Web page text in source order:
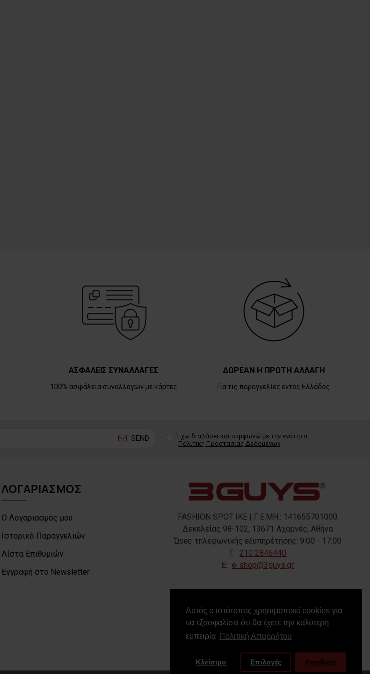
Αυτός ο ιστότοπος χρησιμοποιεί cookies για
να εξασφαλίσει ότι θα έχετε την καλύτερη
εμπειρία Πολιτική Απορρήτου
Κλείσιμο Επιλογές Αποδοχή
ΑΣΦΑΛΕΙΣ ΣΥΝΑΛΛΑΓΕΣ
100% ασφάλεια συναλλαγών με κάρτες
ΔΩΡΕΑΝ Η ΠΡΩΤΗ ΑΛΛΑΓΗ
Για τις παραγγελίες εντός Ελλάδος
SEND
Έχω διαβάσει και συμφωνώ με την ενότητα:
Πολιτική Προστασίας Δεδομένων
ΛΟΓΑΡΙΑΣΜΟΣ
Ο Λογαριασμός μου
Ιστορικό Παραγγελιών
Λίστα Επιθυμιών
Εγγραφή στο Newsletter
FASHION SPOT IKE | Γ.Ε.ΜΗ.: 141655701000
Δεκελείας 98-102, 13671 Αχαρνές, Αθήνα
Ώρες τηλεφωνικής εξυπηρέτησης: 9:00 - 17:00
T: 210 2846440
E: e-shop@3guys.gr